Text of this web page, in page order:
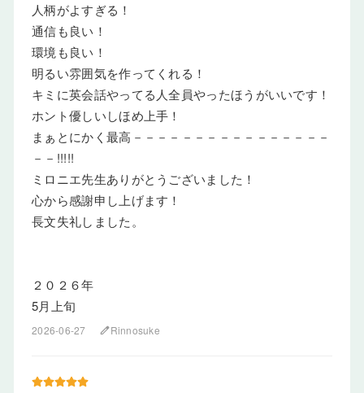
人柄がよすぎる！
通信も良い！
環境も良い！
明るい雰囲気を作ってくれる！
キミに英会話やってる人全員やったほうがいいです！
ホント優しいしほめ上手！
まぁとにかく最高－－－－－－－－－－－－－－－－
－－!!!!!
ミロニエ先生ありがとうございました！
心から感謝申し上げます！
長文失礼しました。
２０２６年
5月上旬
2026-06-27 editRinnosuke